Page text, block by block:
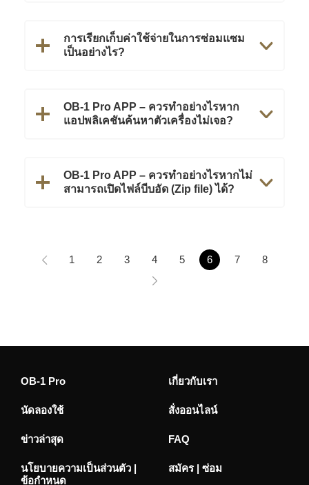
การเรียกเก็บค่าใช้จ่ายในการซ่อมแซม
เป็นอย่างไร?
OB-1 Pro APP – ควรทำอย่างไรหาก
แอปพลิเคชันค้นหาตัวเครื่องไม่เจอ?
OB-1 Pro APP – ควรทำอย่างไรหากไม่
สามารถเปิดไฟล์บีบอัด (Zip file) ได้?
1 2 3 4 5 6 7 8
OB-1 Pro เกี่ยวกับเรา
นัดลองใช้ สั่งออนไลน์
ข่าวล่าสุด FAQ
นโยบายความเป็นส่วนตัว |
ข้อกำหนด
สมัคร | ซ่อม